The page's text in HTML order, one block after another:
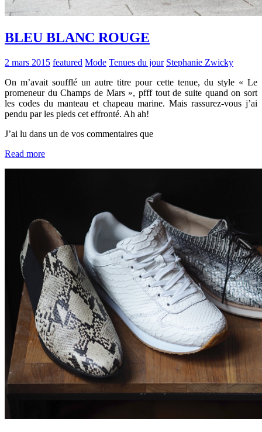
BLEU BLANC ROUGE
2 mars 2015 featured Mode Tenues du jour Stephanie Zwicky
On m’avait soufflé un autre titre pour cette tenue, du style « Le
promeneur du Champs de Mars », pfff tout de suite quand on sort
les codes du manteau et chapeau marine. Mais rassurez-vous j’ai
pendu par les pieds cet effronté. Ah ah!
J’ai lu dans un de vos commentaires que
Read more